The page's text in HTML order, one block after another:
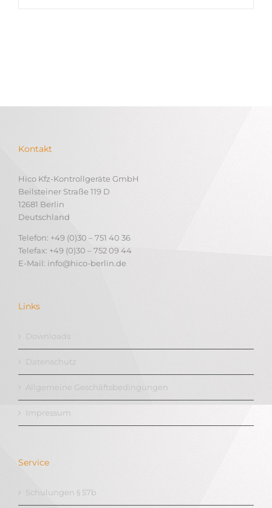
Kontakt
Hico Kfz-Kontrollgeräte GmbH
Beilsteiner Straße 119 D
12681 Berlin
Deutschland
Telefon: +49 (0)30 – 751 40 36
Telefax: +49 (0)30 – 752 09 44
E-Mail: info@hico-berlin.de
Links
Downloads
Datenschutz
Allgemeine Geschäftsbedingungen
Impressum
Service
Schulungen § 57b